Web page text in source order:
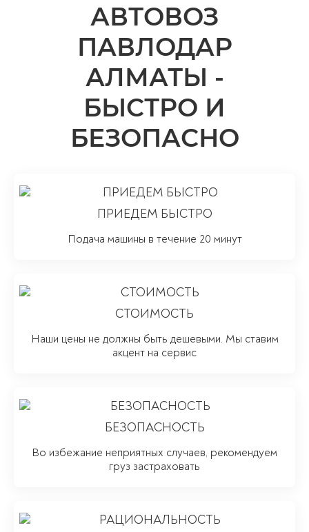
ПРИЕДЕМ БЫСТРО
Подача машины в течение 20 минут
СТОИМОСТЬ
Наши цены не должны быть дешевыми. Мы ставим
акцент на сервис
БЕЗОПАСНОСТЬ
Во избежание неприятных случаев, рекомендуем
груз застраховать
АВТОВОЗ
ПАВЛОДАР
АЛМАТЫ -
БЫСТРО И
БЕЗОПАСНО